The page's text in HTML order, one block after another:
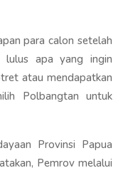
para calon setelah
apa yang ingin
atau mendapatkan
Polbangtan untuk
Provinsi Papua
Pemrov melalui